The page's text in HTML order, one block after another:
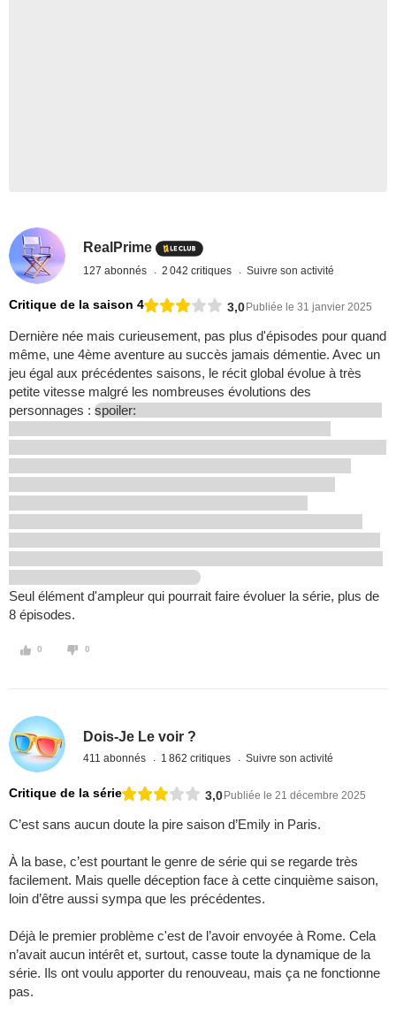
RealPrime
127 abonnés 2 042 critiques Suivre son activité
Critique de la saison 4 3,0Publiée le 31 janvier 2025
Dernière née mais curieusement, pas plus d'épisodes pour quand
même, une 4ème aventure au succès jamais démentie. Avec un
jeu égal aux précédentes saisons, le récit global évolue à très
petite vitesse malgré les nombreuses évolutions des
personnages : spoiler:
Seul élément d'ampleur qui pourrait faire évoluer la série, plus de
8 épisodes.
0 0
Dois-Je Le voir ?
411 abonnés 1 862 critiques Suivre son activité
Critique de la série 3,0Publiée le 21 décembre 2025
C’est sans aucun doute la pire saison d’Emily in Paris.
À la base, c’est pourtant le genre de série qui se regarde très
facilement. Mais quelle déception face à cette cinquième saison,
loin d’être aussi sympa que les précédentes.
Déjà le premier problème c'est de l’avoir envoyée à Rome. Cela
n’avait aucun intérêt et, surtout, casse toute la dynamique de la
série. Ils ont voulu apporter du renouveau, mais ça ne fonctionne
pas.